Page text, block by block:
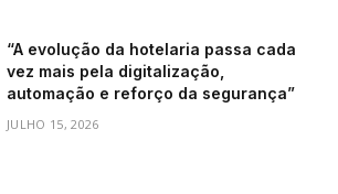
“A evolução da hotelaria passa cada
vez mais pela digitalização,
automação e reforço da segurança”
JULHO 15, 2026